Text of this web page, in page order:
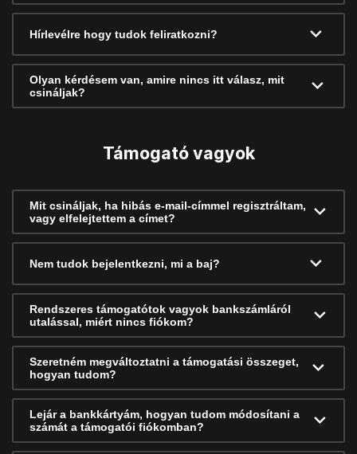
Hírlevélre hogy tudok feliratkozni?
Olyan kérdésem van, amire nincs itt válasz, mit
csináljak?
Támogató vagyok
Mit csináljak, ha hibás e-mail-címmel regisztráltam,
vagy elfelejtettem a címet?
Nem tudok bejelentkezni, mi a baj?
Rendszeres támogatótok vagyok bankszámláról
utalással, miért nincs fiókom?
Szeretném megváltoztatni a támogatási összeget,
hogyan tudom?
Lejár a bankkártyám, hogyan tudom módosítani a
számát a támogatói fiókomban?